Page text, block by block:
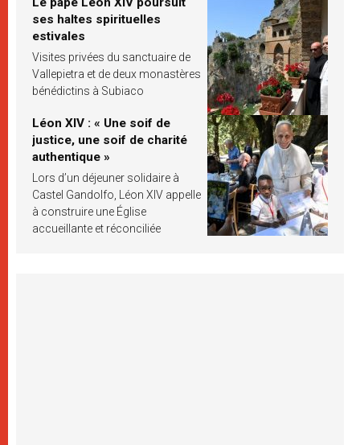
ses haltes spirituelles
estivales
Visites privées du sanctuaire de
Vallepietra et de deux monastères
bénédictins à Subiaco
Léon XIV : « Une soif de
justice, une soif de charité
authentique »
Lors d’un déjeuner solidaire à
Castel Gandolfo, Léon XIV appelle
à construire une Église
accueillante et réconciliée